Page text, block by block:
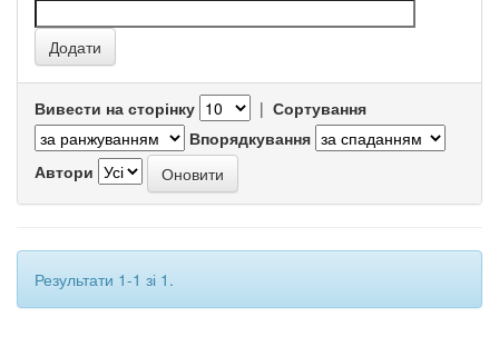
Вивести на сторінку | Сортування
Впорядкування
Автори
Результати 1-1 зі 1.